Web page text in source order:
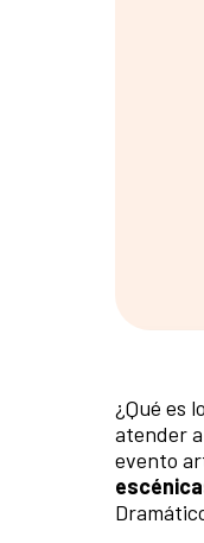
¿Qué es
atender
evento